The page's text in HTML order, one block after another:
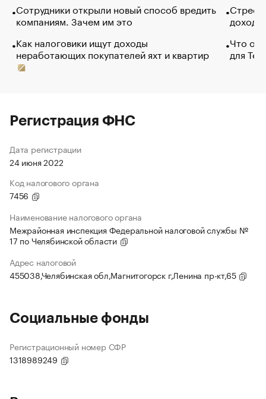
Сотрудники открыли новый способ вредить
компаниям. Зачем им это
Как налоговики ищут доходы
неработающих покупателей яхт и квартир
Что
для
Регистрация ФНС
Дата регистрации
24 июня 2022
Код налогового органа
7456
Наименование налогового органа
Межрайонная инспекция Федеральной налоговой службы №
17 по Челябинской области
Адрес налоговой
455038,Челябинская обл,Магнитогорск г,Ленина пр-кт,65
Социальные фонды
Регистрационный номер СФР
1318989249